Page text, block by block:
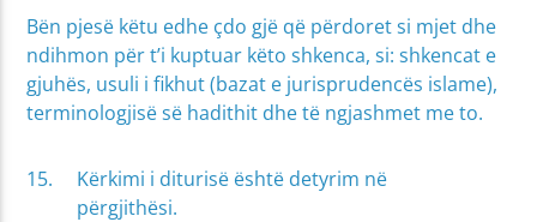
Bën pjesë këtu edhe çdo gjë që përdoret si mjet dhe
ndihmon për t’i kuptuar këto shkenca, si: shkencat e
gjuhës, usuli i fikhut (bazat e jurisprudencës islame),
terminologjisë së hadithit dhe të ngjashmet me to.
Kërkimi i diturisë është detyrim në
përgjithësi.